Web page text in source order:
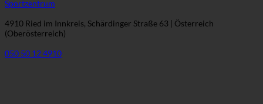
4910 Ried im Innkreis, Schärdinger Straße 63 | Österreich
050 50 12 4910